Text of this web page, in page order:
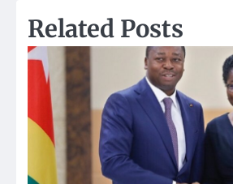
Related Posts